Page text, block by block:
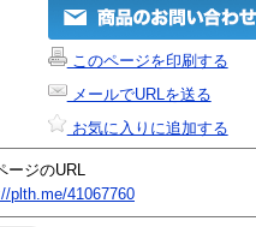
このページを印刷する
メールでURLを送る
お気に入りに追加する
ージのURL
plth.me/41067760